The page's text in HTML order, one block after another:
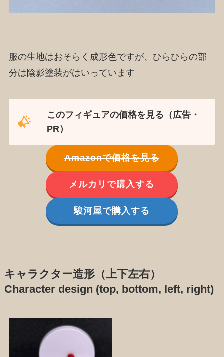
服の生地はおそらく成形色ですが、ひらひらの部
分は陰影塗装がはいっています
このフィギュアの価格を見る（広告・
PR）
Amazonで価格を見る
メルカリで購入する
駿河屋で購入する
キャラクター造形（上下左右）
Character design (top, bottom, left, right)